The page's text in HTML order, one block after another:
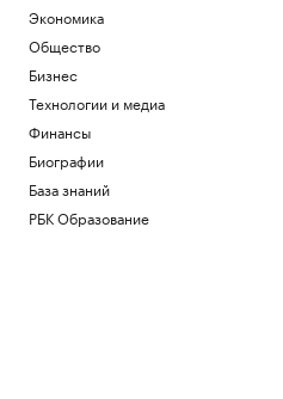
Экономика
Общество
Бизнес
Технологии и медиа
Финансы
Биографии
База знаний
РБК Образование